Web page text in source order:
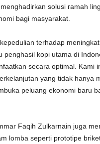
solusi ramah
bagi masyarakat.
terhadap
penghasil kopi utama di
secara optimal. Kami
yang tidak hanya
peluang ekonomi baru
Faqih Zulkarnain juga
lomba seperti prototipe